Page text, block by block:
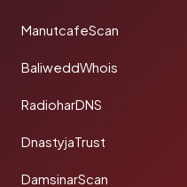
ManutcafeScan
BaliweddWhois
RadioharDNS
DnastyjaTrust
DamsinarScan